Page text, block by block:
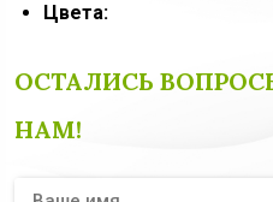
Цвета:
ОСТАЛИСЬ
НАМ!